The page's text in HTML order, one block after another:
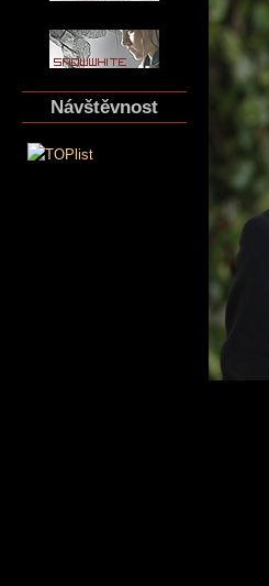
Návštěvnost